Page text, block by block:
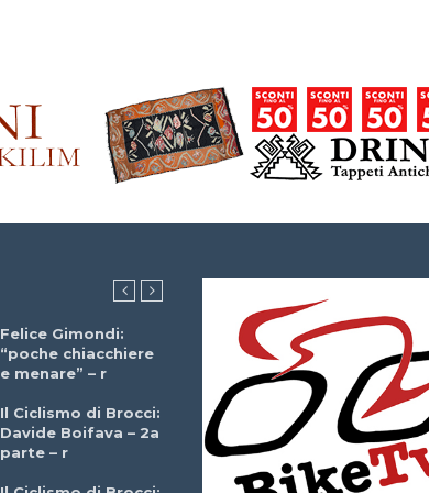
Felice Gimondi:
“poche chiacchiere
e menare” – r
Il Ciclismo di Brocci:
Davide Boifava – 2a
parte – r
Brocci Incontra
Giuseppe Martinelli
– r
Che cos’è il
triathlon? Con
Simone Diamantini